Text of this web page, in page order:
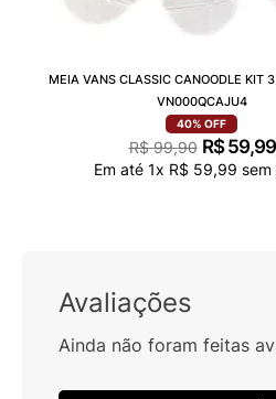
MEIA VANS CLASSIC CANOODLE KIT
VN000QCAJU4
40% OFF
R$ 99,90 R$ 59,99
Em até 1x R$ 59,99 sem
Avaliações
Ainda não foram feitas